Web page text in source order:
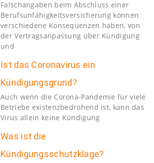
Falschangaben beim Abschluss einer
Berufsunfähigkeitsversicherung können
verschiedene Konsequenzen haben, von
der Vertragsanpassung über Kündigung
und
Ist das Coronavirus ein
Kündigungsgrund?
Auch wenn die Corona-Pandemie für viele
Betriebe existenzbedrohend ist, kann das
Virus allein keine Kündigung
Was ist die
Kündigungsschutzklage?